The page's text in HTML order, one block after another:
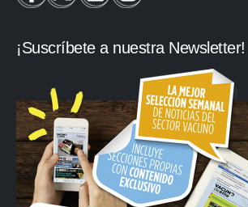
¡Suscríbete a nuestra Newsletter!